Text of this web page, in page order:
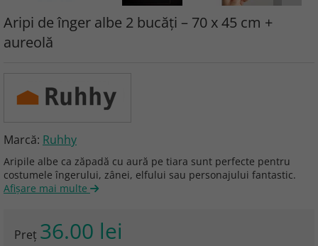
Aripi de înger albe 2 bucăți – 70 x 45 cm +
aureolă
Marcă: Ruhhy
Aripile albe ca zăpadă cu aură pe tiara sunt perfecte pentru
costumele îngerului, zânei, elfului sau personajului fantastic.
Afişare mai multe
Preţ 36.00 lei